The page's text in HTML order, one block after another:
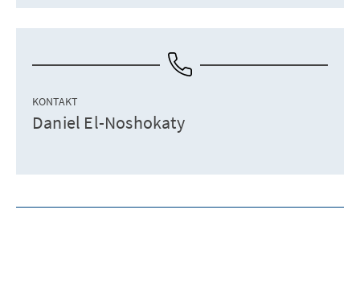
KONTAKT
Daniel El-Noshokaty